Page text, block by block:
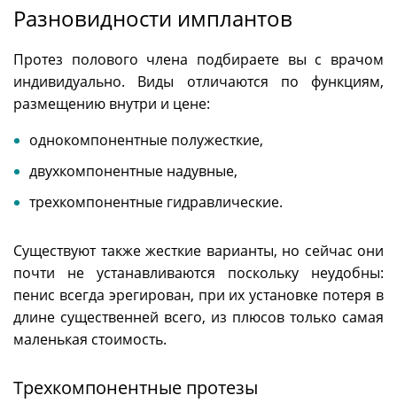
Разновидности имплантов
Протез полового члена подбираете вы с врачом
индивидуально. Виды отличаются по функциям,
размещению внутри и цене:
однокомпонентные полужесткие,
двухкомпонентные надувные,
трехкомпонентные гидравлические.
Существуют также жесткие варианты, но сейчас они
почти не устанавливаются поскольку неудобны:
пенис всегда эрегирован, при их установке потеря в
длине существенней всего, из плюсов только самая
маленькая стоимость.
Трехкомпонентные протезы